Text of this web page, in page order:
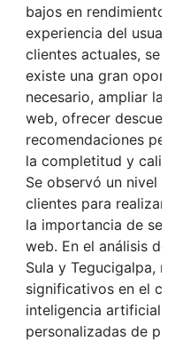
bajos en
experiencia del
clientes actuales, se
existe una gran
necesario, ampliar la
web, ofrecer
recomendaciones
la completitud y
Se observó un nivel
clientes para realizar
la importancia de
web. En el análisis
Sula y Tegucigalpa,
significativos en el
inteligencia artificial,
personalizadas de